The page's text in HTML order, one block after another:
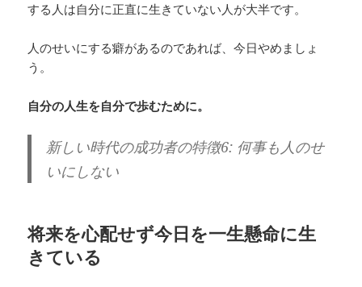
する人は自分に正直に生きていない人が大半です。
人のせいにする癖があるのであれば、今日やめましょ
う。
自分の人生を自分で歩むために。
新しい時代の成功者の特徴6: 何事も人のせ
いにしない
将来を心配せず今日を一生懸命に生
きている